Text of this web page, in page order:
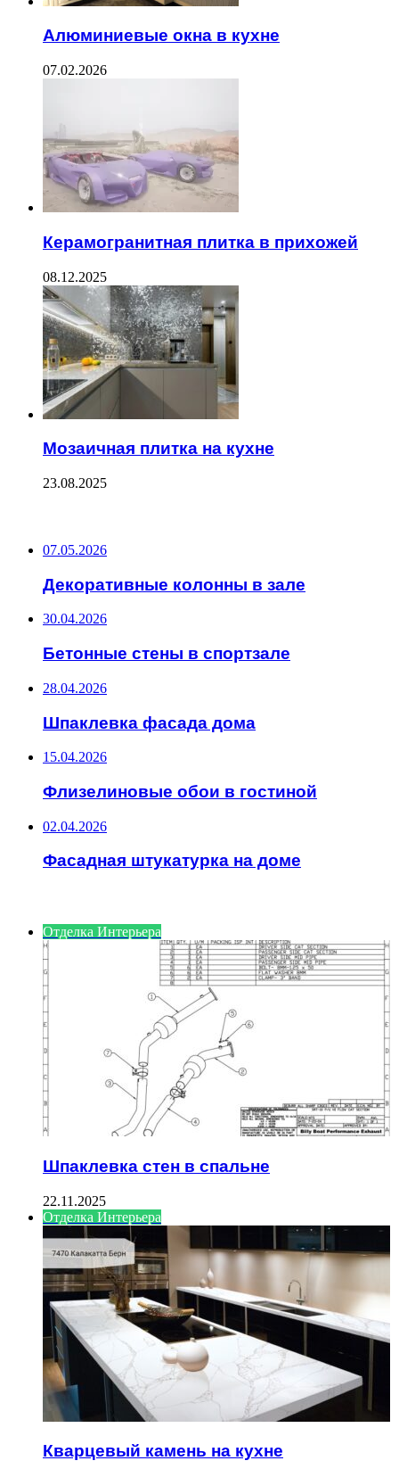
Алюминиевые окна в кухне
07.02.2026
Керамогранитная плитка в прихожей
08.12.2025
Мозаичная плитка на кухне
23.08.2025
07.05.2026
Декоративные колонны в зале
30.04.2026
Бетонные стены в спортзале
28.04.2026
Шпаклевка фасада дома
15.04.2026
Флизелиновые обои в гостиной
02.04.2026
Фасадная штукатурка на доме
Отделка Интерьера
Шпаклевка стен в спальне
22.11.2025
Отделка Интерьера
Кварцевый камень на кухне